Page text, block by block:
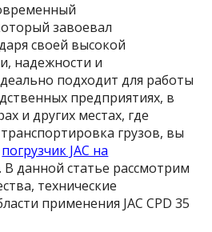
завоевал
своей высокой
надежности и
подходит для работы
предприятиях, в
и других местах, где
грузов, вы
погрузчик JAC на
. В данной статье рассмотрим
технические
применения JAC CPD 35